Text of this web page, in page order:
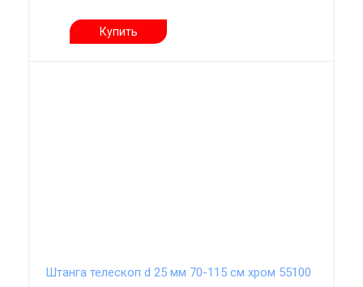
Купить
Штанга телескоп d 25 мм 70-115 см хром 55100